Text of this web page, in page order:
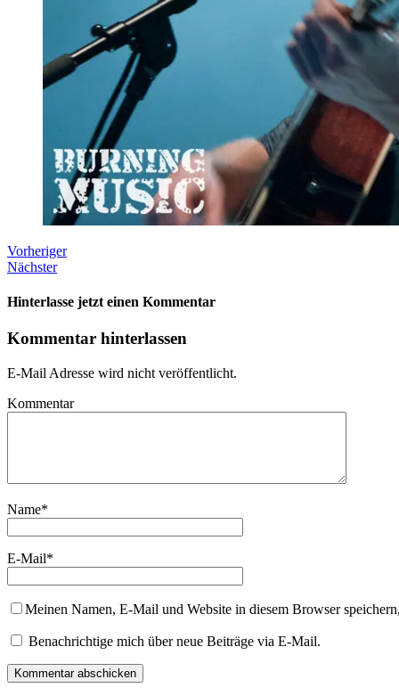
Vorheriger
Nächster
Hinterlasse jetzt einen Kommentar
Kommentar hinterlassen
E-Mail Adresse wird nicht veröffentlicht.
Kommentar
Name*
E-Mail*
Meinen Namen, E-Mail und Website in diesem Browser
Benachrichtige mich über neue Beiträge via E-Mail.